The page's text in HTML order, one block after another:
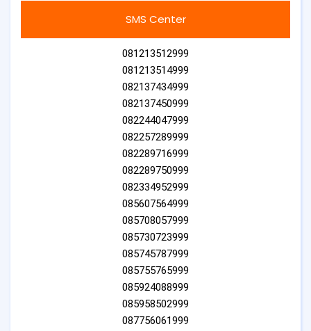
SMS Center
081213512999
081213514999
082137434999
082137450999
082244047999
082257289999
082289716999
082289750999
082334952999
085607564999
085708057999
085730723999
085745787999
085755765999
085924088999
085958502999
087756061999